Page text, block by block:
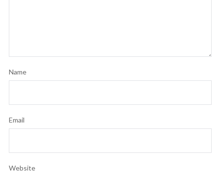
Name
Email
Website